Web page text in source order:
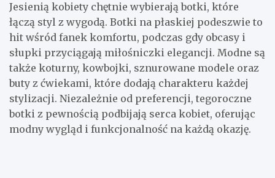
Jesienią kobiety chętnie wybierają botki, które
łączą styl z wygodą. Botki na płaskiej podeszwie to
hit wśród fanek komfortu, podczas gdy obcasy i
słupki przyciągają miłośniczki elegancji. Modne są
także koturny, kowbojki, sznurowane modele oraz
buty z ćwiekami, które dodają charakteru każdej
stylizacji. Niezależnie od preferencji, tegoroczne
botki z pewnością podbijają serca kobiet, oferując
modny wygląd i funkcjonalność na każdą okazję.